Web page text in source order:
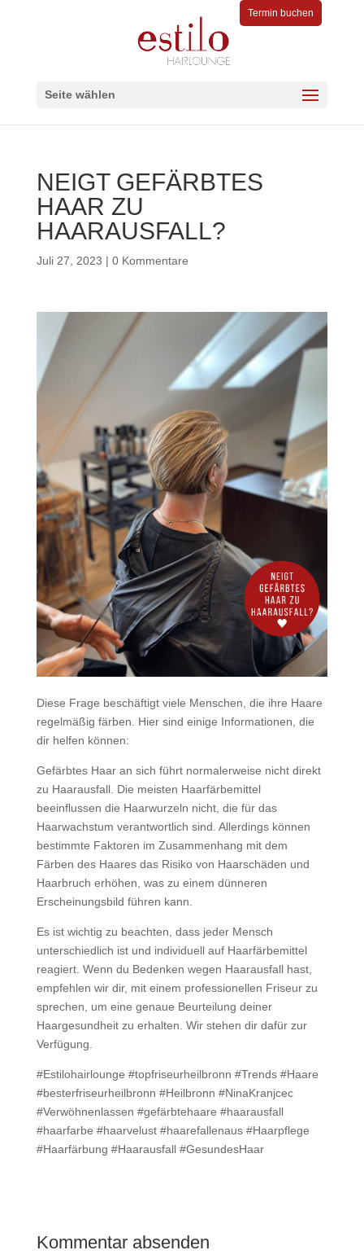
Termin buchen
Seite wählen
NEIGT GEFÄRBTES
HAAR ZU
HAARAUSFALL?
Juli 27, 2023 | 0 Kommentare
Diese Frage beschäftigt viele Menschen, die ihre Haare
regelmäßig färben. Hier sind einige Informationen, die
dir helfen können:
Gefärbtes Haar an sich führt normalerweise nicht direkt
zu Haarausfall. Die meisten Haarfärbemittel
beeinflussen die Haarwurzeln nicht, die für das
Haarwachstum verantwortlich sind. Allerdings können
bestimmte Faktoren im Zusammenhang mit dem
Färben des Haares das Risiko von Haarschäden und
Haarbruch erhöhen, was zu einem dünneren
Erscheinungsbild führen kann.
Es ist wichtig zu beachten, dass jeder Mensch
unterschiedlich ist und individuell auf Haarfärbemittel
reagiert. Wenn du Bedenken wegen Haarausfall hast,
empfehlen wir dir, mit einem professionellen Friseur zu
sprechen, um eine genaue Beurteilung deiner
Haargesundheit zu erhalten. Wir stehen dir dafür zur
Verfügung.
#Estilohairlounge #topfriseurheilbronn #Trends #Haare
#besterfriseurheilbronn #Heilbronn #NinaKranjcec
#Verwöhnenlassen #gefärbtehaare #haarausfall
#haarfarbe #haarvelust #haarefallenaus #Haarpflege
#Haarfärbung #Haarausfall #GesundesHaar
Kommentar absenden